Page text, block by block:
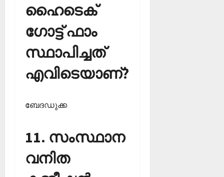
ഹൈടെക്
ഗോട്ട് ഫാം
സ്ഥാപിച്ചത്
എവിടെയാണ്?
ബേദഡുക്ക
11. സംസ്ഥാന
വനിത